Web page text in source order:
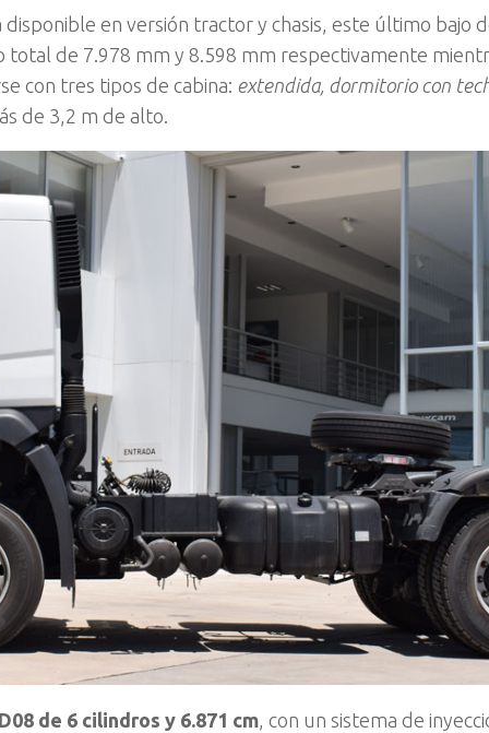
disponible en versión tractor y chasis, este último bajo
total de 7.978 mm y 8.598 mm respectivamente
con tres tipos de cabina: extendida, dormitorio con
de 3,2 m de alto.
de 6 cilindros y 6.871 cm, con un sistema de